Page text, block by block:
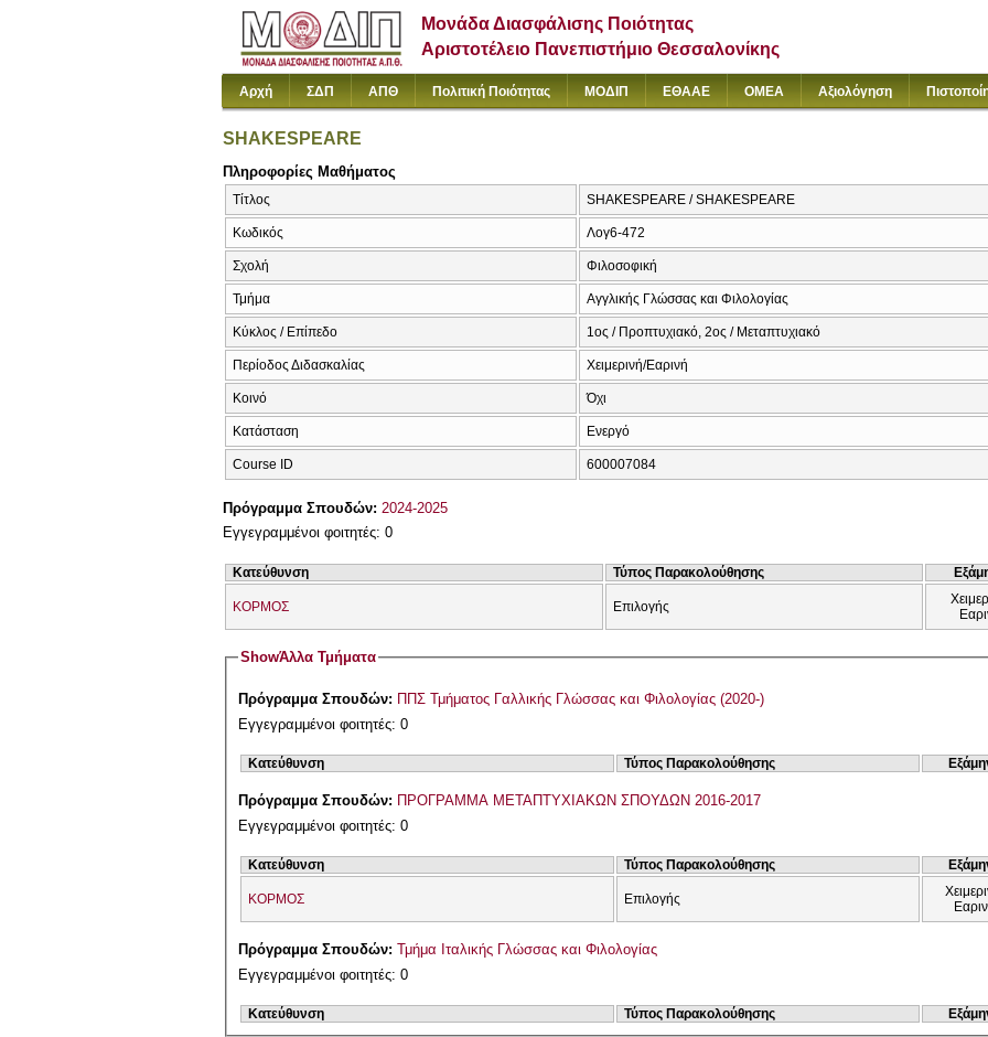
Μονάδα Διασφάλισης Ποιότητας
Αριστοτέλειο Πανεπιστήμιο Θεσσαλονίκης
Αρχή ΣΔΠ ΑΠΘ Πολιτική Ποιότητας ΜΟΔΙΠ ΕΘΑΑΕ ΟΜΕΑ Αξιολόγηση
SHAKESPEARE
Πληροφορίες Μαθήματος
Τίτλος SHAKESPEARE / SHAKESPEARE
Κωδικός Λογ6-472
Σχολή Φιλοσοφική
Τμήμα Αγγλικής Γλώσσας και Φιλολογίας
Κύκλος / Επίπεδο 1ος / Προπτυχιακό, 2ος / Μεταπτυχιακό
Περίοδος Διδασκαλίας Χειμερινή/Εαρινή
Κοινό Όχι
Κατάσταση Ενεργό
Course ID 600007084
Πρόγραμμα Σπουδών: 2024-2025
Εγγεγραμμένοι φοιτητές: 0
Κατεύθυνση Τύπος Παρακολούθησης
ΚΟΡΜΟΣ Επιλογής
ShowΆλλα Τμήματα
Πρόγραμμα Σπουδών: ΠΠΣ Τμήματος Γαλλικής Γλώσσας και Φιλολογίας (2020-)
Εγγεγραμμένοι φοιτητές: 0
Κατεύθυνση Τύπος Παρακολούθησης
Πρόγραμμα Σπουδών: ΠΡΟΓΡΑΜΜΑ ΜΕΤΑΠΤΥΧΙΑΚΩΝ ΣΠΟΥΔΩΝ 2016-2017
Εγγεγραμμένοι φοιτητές: 0
Κατεύθυνση Τύπος Παρακολούθησης
ΚΟΡΜΟΣ Επιλογής
Πρόγραμμα Σπουδών:Τμήμα Ιταλικής Γλώσσας και Φιλολογίας
Εγγεγραμμένοι φοιτητές: 0
Κατεύθυνση Τύπος Παρακολούθησης